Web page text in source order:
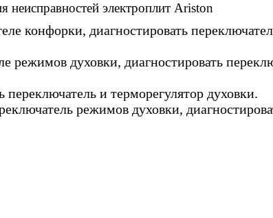
неисправностей электроплит Ariston
конфорки, диагностировать
режимов духовки, диагностировать
и терморегулятор духовки.
режимов духовки,